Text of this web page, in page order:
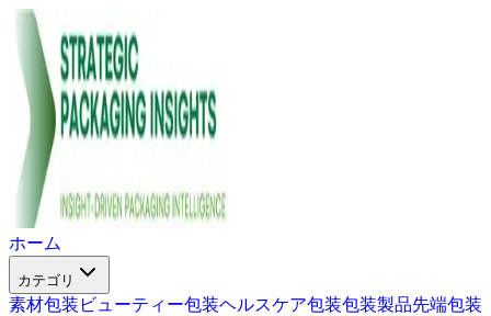
ホーム
カテゴリ
素材包装 ビューティー包装ヘルスケア包装包装製品先端包装